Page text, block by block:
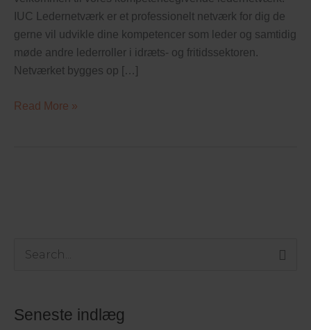
IUC Ledernetværk er et professionelt netværk for dig de
gerne vil udvikle dine kompetencer som leder og samtidig
møde andre lederroller i idræts- og fritidssektoren.
Netværket bygges op […]
Read More »
Seneste indlæg